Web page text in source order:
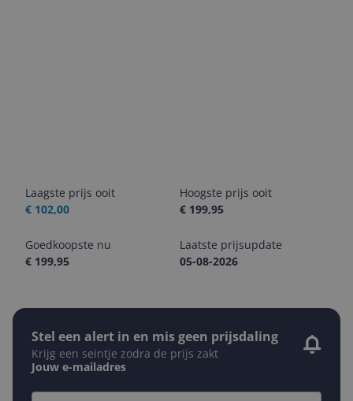
Laagste prijs ooit
€ 102,00
Hoogste prijs ooit
€ 199,95
Goedkoopste nu
€ 199,95
Laatste prijsupdate
05-08-2026
Stel een alert in en mis geen prijsdaling
Krijg een seintje zodra de prijs zakt
Jouw e-mailadres